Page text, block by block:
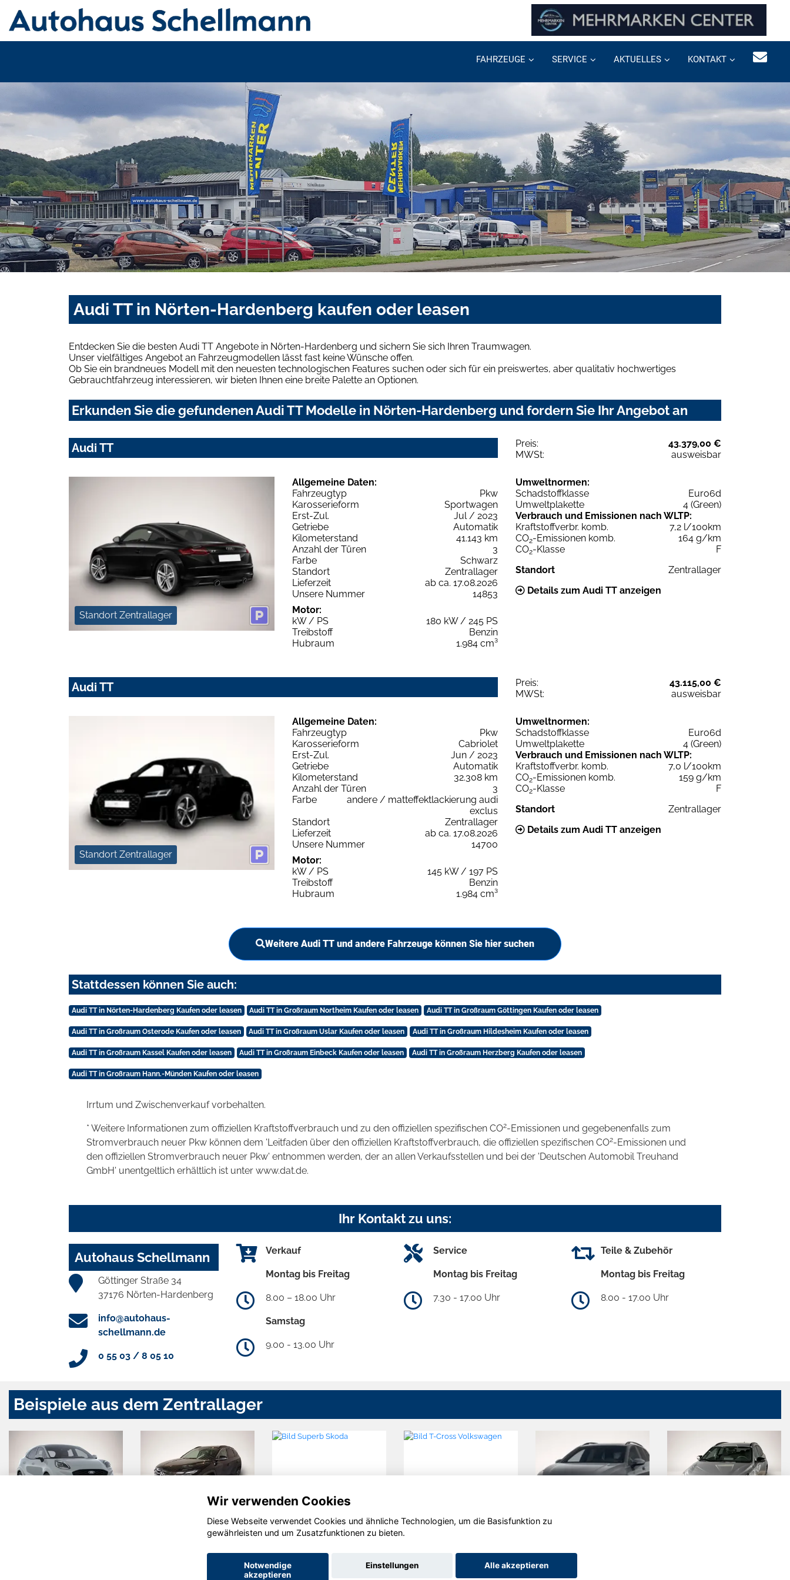
FAHRZEUGE SERVICE AKTUELLES KONTAKT
Audi TT in Nörten-Hardenberg kaufen oder leasen
Entdecken Sie die besten Audi TT Angebote in Nörten-Hardenberg und sichern Sie sich Ihren Traumwagen.
Unser vielfältiges Angebot an Fahrzeugmodellen lässt fast keine Wünsche offen.
Ob Sie ein brandneues Modell mit den neuesten technologischen Features suchen oder sich für ein preiswertes, aber qualitativ hochwertiges
Gebrauchtfahrzeug interessieren, wir bieten Ihnen eine breite Palette an Optionen.
Erkunden Sie die gefundenen Audi TT Modelle in Nörten-Hardenberg und fordern Sie Ihr Angebot an
Audi TT Preis:
43.379,00 €
MWSt:
ausweisbar
Standort Zentrallager
Allgemeine Daten:
Fahrzeugtyp
Pkw
Karosserieform
Sportwagen
Erst-Zul.
Jul / 2023
Getriebe
Automatik
Kilometerstand
41.143 km
Anzahl der Türen
3
Farbe
Schwarz
Standort
Zentrallager
Lieferzeit
ab ca. 17.08.2026
Unsere Nummer
14853
Motor:
kW / PS
180 kW / 245 PS
Treibstoff
Benzin
Hubraum
1.984 cm³
Umweltnormen:
Schadstoffklasse
Euro6d
Umweltplakette
4 (Green)
Verbrauch und Emissionen nach WLTP:
Kraftstoffverbr. komb.
7,2 l/100km
CO2-Emissionen komb.
164 g/km
CO2-Klasse
F
Standort
Zentrallager
Details zum Audi TT anzeigen
Audi TT Preis:
43.115,00 €
MWSt:
ausweisbar
Standort Zentrallager
Allgemeine Daten:
Fahrzeugtyp
Pkw
Karosserieform
Cabriolet
Erst-Zul.
Jun / 2023
Getriebe
Automatik
Kilometerstand
32.308 km
Anzahl der Türen
3
Farbe
andere / matteffektlackierung audi
exclus
Standort
Zentrallager
Lieferzeit
ab ca. 17.08.2026
Unsere Nummer
14700
Motor:
kW / PS
145 kW / 197 PS
Treibstoff
Benzin
Hubraum
1.984 cm³
Umweltnormen:
Schadstoffklasse
Euro6d
Umweltplakette
4 (Green)
Verbrauch und Emissionen nach WLTP:
Kraftstoffverbr. komb.
7,0 l/100km
CO2-Emissionen komb.
159 g/km
CO2-Klasse
F
Standort
Zentrallager
Details zum Audi TT anzeigen
Weitere Audi TT und andere Fahrzeuge können Sie hier suchen
Stattdessen können Sie auch:
Audi TT in Nörten-Hardenberg Kaufen oder leasen Audi TT in Großraum Northeim Kaufen oder leasen Audi TT in Großraum Göttingen Kaufen oder leasen
Audi TT in Großraum Osterode Kaufen oder leasen Audi TT in Großraum Uslar Kaufen oder leasen Audi TT in Großraum Hildesheim Kaufen oder leasen
Audi TT in Großraum Kassel Kaufen oder leasen Audi TT in Großraum Einbeck Kaufen oder leasen Audi TT in Großraum Herzberg Kaufen oder leasen
Audi TT in Großraum Hann.-Münden Kaufen oder leasen
Irrtum und Zwischenverkauf vorbehalten.
* Weitere Informationen zum offiziellen Kraftstoffverbrauch und zu den offiziellen spezifischen CO2-Emissionen und gegebenenfalls zum
Stromverbrauch neuer Pkw können dem 'Leitfaden über den offiziellen Kraftstoffverbrauch, die offiziellen spezifischen CO2-Emissionen und
den offiziellen Stromverbrauch neuer Pkw' entnommen werden, der an allen Verkaufsstellen und bei der 'Deutschen Automobil Treuhand
GmbH' unentgeltlich erhältlich ist unter www.dat.de.
Ihr Kontakt zu uns:
Autohaus Schellmann
Göttinger Straße 34
37176 Nörten-Hardenberg
info@autohaus-
schellmann.de
0 55 03 / 8 05 10
Verkauf
Montag bis Freitag
8.00 – 18.00 Uhr
Samstag
9.00 - 13.00 Uhr
Service
Montag bis Freitag
7.30 - 17.00 Uhr
Teile & Zubehör
Montag bis Freitag
8.00 - 17.00 Uhr
Beispiele aus dem Zentrallager
Hyundai
TUCSON
Skoda
Superb
Volkswagen
Wir verwenden Cookies
Diese Webseite verwendet Cookies und ähnliche Technologien, um die Basisfunktion zu
gewährleisten und um Zusatzfunktionen zu bieten.
Notwendige
akzeptieren
Einstellungen Alle akzeptieren